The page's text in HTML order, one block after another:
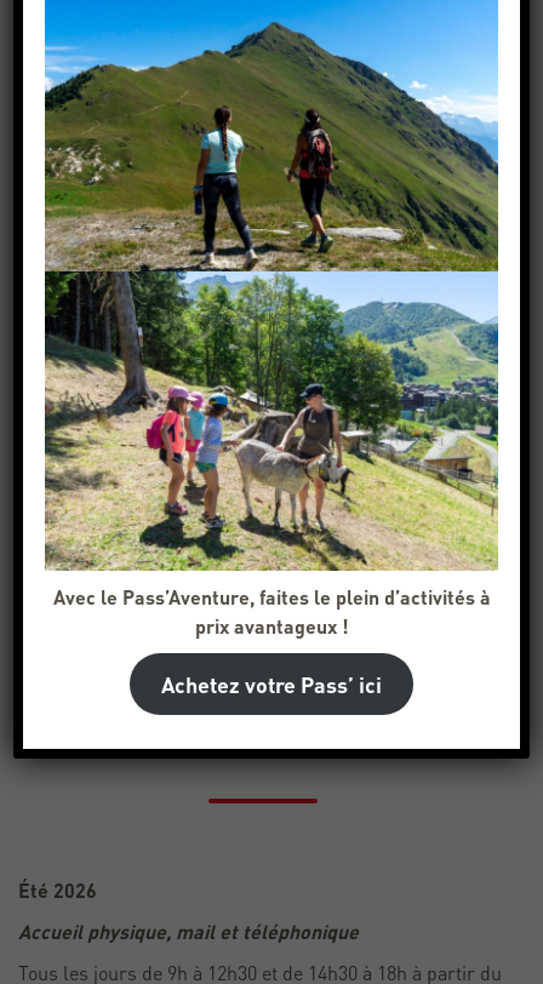
ACCUEIL VALMOREL
Été 2026
Accueil physique , mail et téléphonique
Tous les jours de 9h à 12h30 et de 15h30 à 19h à partir du
4 juillet jusqu’au 28 août 2026.
: 04 79 09 85 55
:info@valmorel.comou utiliser le formulaire ci-
dessous.
Adresse:
25 Bourg Morel
73260 Les Avanchers-Valmorel
Été 2026
Accueil physique, mail et téléphonique
Tous les jours de 9h à 12h30 et de 14h30 à 18h à partir du
Avec le Pass’Aventure, faites le plein d’activités à
prix avantageux !
Achetez votre Pass’ ici